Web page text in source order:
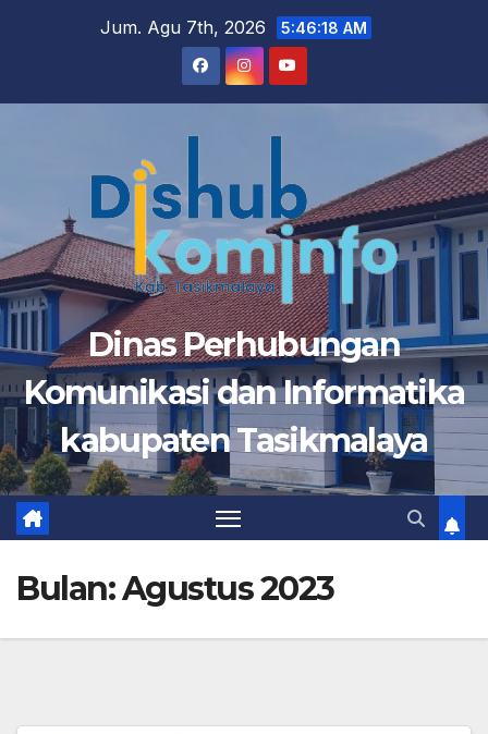
Jum. Agu 7th, 2026 5:46:19 AM
Dinas Perhubungan
Komunikasi dan Informatika
kabupaten Tasikmalaya
Bulan:Agustus 2023